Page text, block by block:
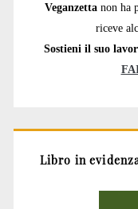
Veganzetta non ha
riceve
Sostieni il suo
Libro in